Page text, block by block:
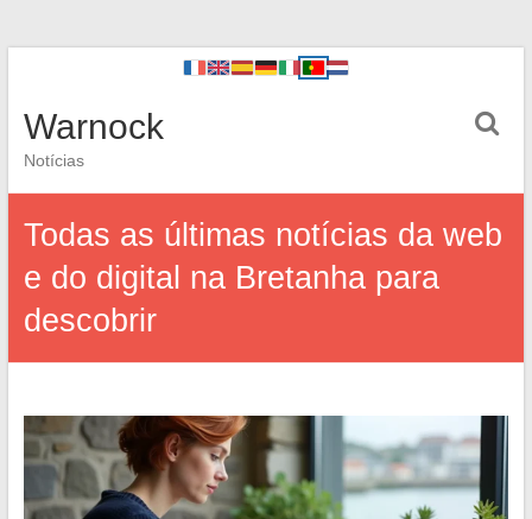
Warnock
Notícias
Todas as últimas notícias da web
e do digital na Bretanha para
descobrir